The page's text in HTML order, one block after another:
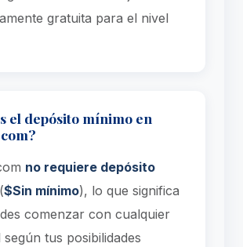
gratuita para el nivel
el depósito mínimo en
no requiere depósito
($Sin mínimo), lo que significa
comenzar con cualquier
según tus posibilidades